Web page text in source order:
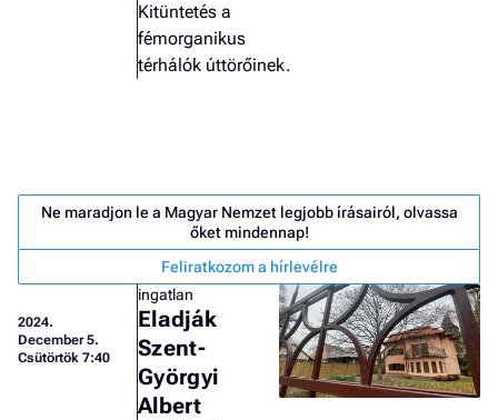
-
Kitüntetés a
fémorganikus
térhálók úttörőinek.
Ne maradjon le a Magyar Nemzet legjobb írásairól, olvassa
őket mindennap!
Feliratkozom a hírlevélre
2024.
December 5.
Csütörtök 7:40
ingatlan
Eladják
Szent-
Györgyi
Albert